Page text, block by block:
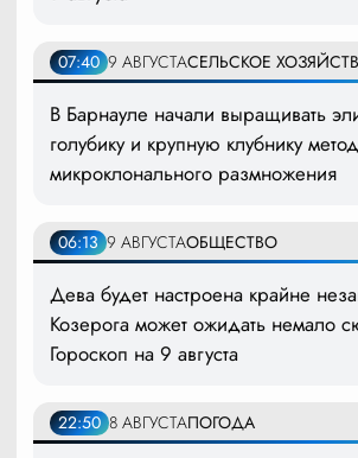
07:40 9 АВГУСТАСЕЛЬСКОЕ
В Барнауле начали выращивать
голубику и крупную клубнику
микроклонального размножения
06:13 9 АВГУСТАОБЩЕСТВО
Дева будет настроена крайне
Козерога может ожидать немало
Гороскоп на 9 августа
22:50 8 АВГУСТАПОГОДА